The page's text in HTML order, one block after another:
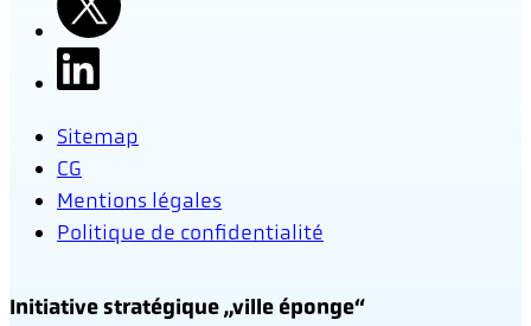
Sitemap
CG
Mentions légales
Politique de confidentialité
Initiative stratégique „ville éponge“